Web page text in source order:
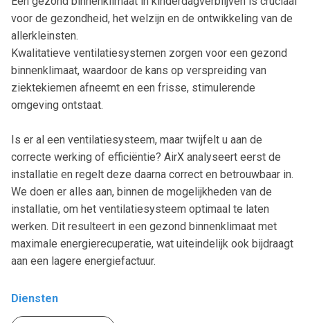
Diensten
voor de gezondheid, het welzijn en de ontwikkeling van de
allerkleinsten.
Kwalitatieve ventilatiesystemen zorgen voor een gezond
binnenklimaat, waardoor de kans op verspreiding van
ziektekiemen afneemt en een frisse, stimulerende
omgeving ontstaat.
Is er al een ventilatiesysteem, maar twijfelt u aan de
correcte werking of efficiëntie? AirX analyseert eerst de
installatie en regelt deze daarna correct en betrouwbaar in.
We doen er alles aan, binnen de mogelijkheden van de
installatie, om het ventilatiesysteem optimaal te laten
werken. Dit resulteert in een gezond binnenklimaat met
maximale energierecuperatie, wat uiteindelijk ook bijdraagt
aan een lagere energiefactuur.